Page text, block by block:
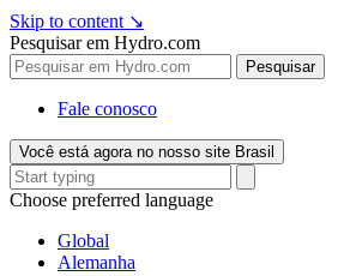
Skip to content ↘
Pesquisar em Hydro.com
Pesquisar
Fale conosco
Você está agora no nosso site Brasil
Choose preferred language
Global
Alemanha